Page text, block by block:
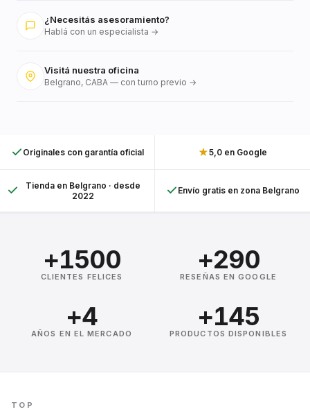
¿Necesitás asesoramiento?
Hablá con un especialista →
Visitá nuestra oficina
Belgrano, CABA — con turno previo →
Originales con garantía oficial ★5,0 en Google
Tienda en Belgrano · desde
2022
Envío gratis en zona Belgrano
+1500
CLIENTES FELICES
+290
RESEÑAS EN GOOGLE
+4
AÑOS EN EL MERCADO
+145
PRODUCTOS DISPONIBLES
TOP